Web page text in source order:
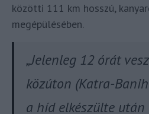
közötti 111 km hosszú,
megépülésében.
„Jelenleg 12 órát
közúton (Katra-
a híd elkészülte